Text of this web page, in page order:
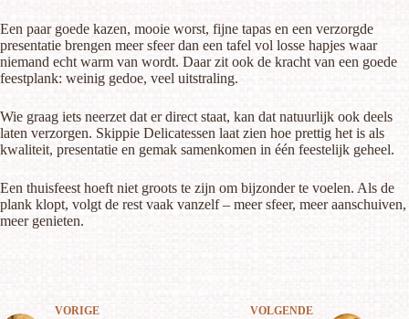
Een paar goede kazen, mooie worst, fijne tapas en een verzorgde
presentatie brengen meer sfeer dan een tafel vol losse hapjes waar
niemand echt warm van wordt. Daar zit ook de kracht van een goede
feestplank: weinig gedoe, veel uitstraling.
Wie graag iets neerzet dat er direct staat, kan dat natuurlijk ook deels
laten verzorgen. Skippie Delicatessen laat zien hoe prettig het is als
kwaliteit, presentatie en gemak samenkomen in één feestelijk geheel.
Een thuisfeest hoeft niet groots te zijn om bijzonder te voelen. Als de
plank klopt, volgt de rest vaak vanzelf – meer sfeer, meer aanschuiven,
meer genieten.
VORIGE VOLGENDE